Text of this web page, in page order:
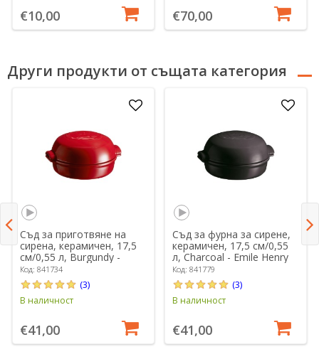
€10,00 €70,00
Други продукти от същата категория
Съд за приготвяне на
сирена, керамичен, 17,5
см/0,55 л, Burgundy -
Emile Henry
Код: 841734
(3)
В наличност
€41,00
Съд за фурна за сирене,
керамичен, 17,5 см/0,55
л, Charcoal - Emile Henry
Код: 841779
(3)
В наличност
€41,00